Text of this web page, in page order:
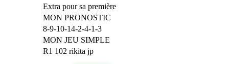
Extra pour sa première
MON PRONOSTIC
8-9-10-14-2-4-1-3
MON JEU SIMPLE
R1 102 rikita jp